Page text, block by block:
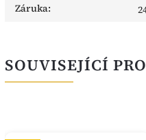
Záruka:
SOUVISEJÍCÍ